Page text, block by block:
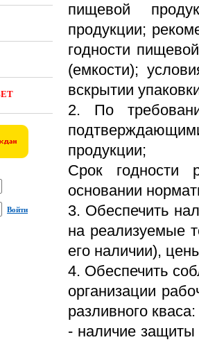
Войти
пищевой
продукции;
годности
(емкости);
вскрытии
2. По
продукции;
Срок годности
основании
3. Обеспечить
на реализуемые
его наличии),
4. Обеспечить
организации
разливного кваса:
- наличие защиты